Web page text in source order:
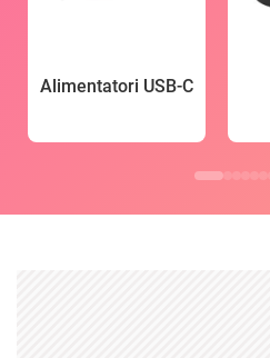
Alimentatori USB-C